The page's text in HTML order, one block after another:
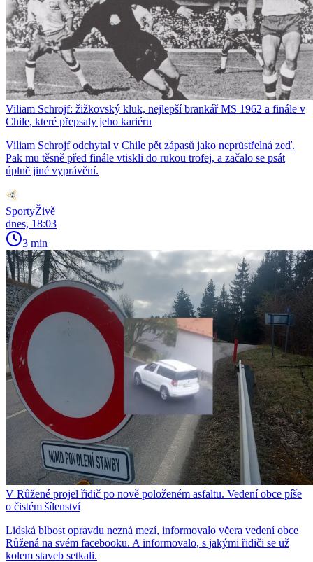
Viliam Schrojf: žižkovský kluk, nejlepší brankář MS 1962 a finále v
Chile, které přepsaly jeho kariéru
Viliam Schrojf odchytal v Chile pět zápasů jako neprůstřelná zeď.
Pak mu těsně před finále vtiskli do rukou trofej, a začalo se psát
úplně jiné vyprávění.
SportyŽivě
dnes, 18:03
3 min
V Růžené projel řidič po nově položeném asfaltu. Vedení obce píše
o čistém šílenství
Lidská blbost opravdu nezná mezí, informovalo včera vedení obce
Růžená na svém facebooku. A informovalo, s jakými řidiči se už
kolem staveb setkali.